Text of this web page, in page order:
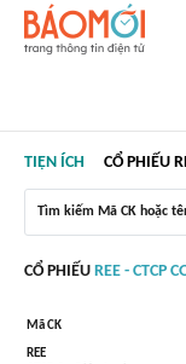
TIỆN ÍCH CỔ PHIẾU
Tìm kiếm Mã CK hoặc
CỔ PHIẾU REE - CTCP
Mã CK
REE